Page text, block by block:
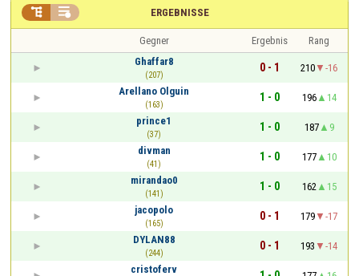
ERGEBNISSE
 
Gegner Ergebnis
Rang
Ghaffar8
(207)
0 - 1 210
-16
Arellano Olguin
(163)
1 - 0 196
14
prince1
(37)
1 - 0 187
9
divman
(41)
1 - 0 177
10
mirandao0
(141)
1 - 0 162
15
jacopolo
(165)
0 - 1 179
-17
DYLAN88
(244)
0 - 1 193
-14
cristoferv